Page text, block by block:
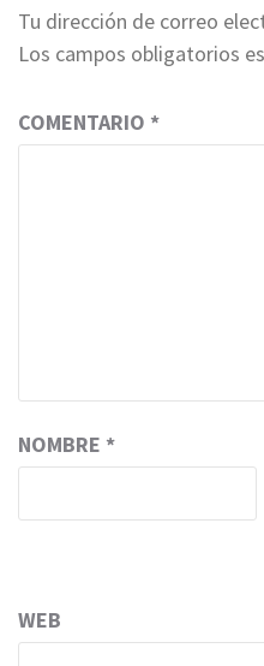
Tu dirección de correo
Los campos obligatorios
COMENTARIO *
NOMBRE *
WEB